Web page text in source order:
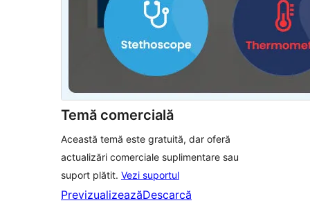
Temă comercială
Această temă este gratuită, dar oferă
actualizări comerciale suplimentare sau
suport plătit. Vezi suportul
PrevizualizeazăDescarcă